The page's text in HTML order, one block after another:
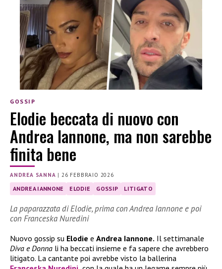
GOSSIP
Elodie beccata di nuovo con
Andrea Iannone, ma non sarebbe
finita bene
ANDREA SANNA |26 FEBBRAIO 2026
ANDREA IANNONE ELODIE GOSSIP LITIGATO
La paparazzata di Elodie, prima con Andrea Iannone e poi
con Franceska Nuredini
Nuovo gossip su Elodie e Andrea Iannone. Il settimanale
Diva e Donna li ha beccati insieme e fa sapere che avrebbero
litigato. La cantante poi avrebbe visto la ballerina